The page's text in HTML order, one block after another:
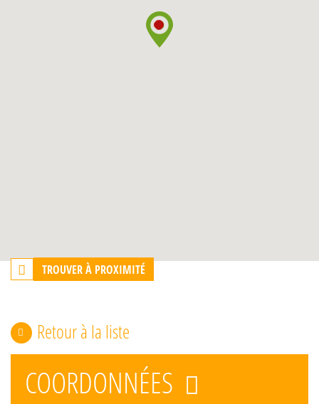
TROUVER À PROXIMITÉ
Retour à la liste
COORDONNÉES